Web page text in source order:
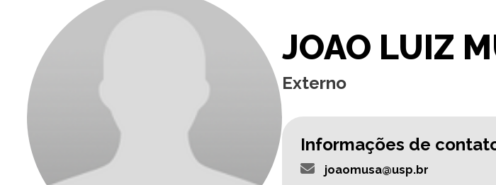
JOAO LUIZ
Externo
Informações de
joaomusa@usp.br